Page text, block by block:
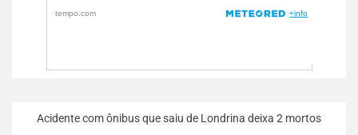
Acidente com ônibus que saiu de Londrina deixa 2 mortos